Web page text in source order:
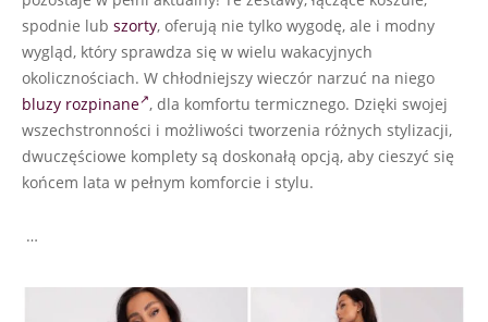
spodnie lub szorty, oferują nie tylko wygodę, ale i modny
wygląd, który sprawdza się w wielu wakacyjnych
okolicznościach. W chłodniejszy wieczór narzuć na niego
bluzy rozpinane , dla komfortu termicznego. Dzięki swojej
wszechstronności i możliwości tworzenia różnych stylizacji,
dwuczęściowe komplety są doskonałą opcją, aby cieszyć się
końcem lata w pełnym komforcie i stylu.
…